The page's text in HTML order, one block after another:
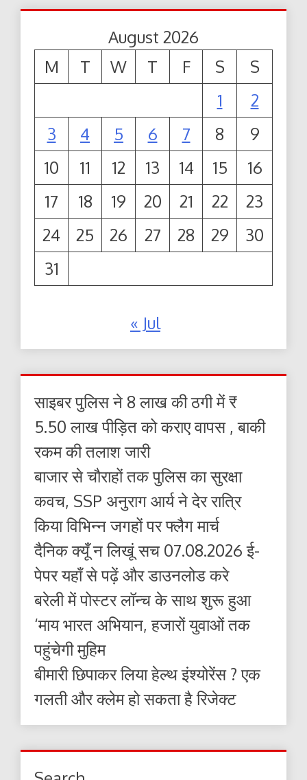
August 2026
M
T W T F S
S
1
2
3
4 5 6 7 8
9
10
11 12 13 14 15
16
17
18 19 20 21 22
23
24
25 26 27 28 29
30
31
« Jul
साइबर पुलिस ने 8 लाख की ठगी में ₹
5.50 लाख पीड़ित को कराए वापस , बाकी
रकम की तलाश जारी
बाजार से चौराहों तक पुलिस का सुरक्षा
कवच, SSP अनुराग आर्य ने देर रात्रि
किया विभिन्न जगहों पर फ्लैग मार्च
दैनिक क्यूँ न लिखूं सच 07.08.2026 ई-
पेपर यहाँ से पढ़ें और डाउनलोड करे
बरेली में पोस्टर लॉन्च के साथ शुरू हुआ
‘माय भारत अभियान, हजारों युवाओं तक
पहुंचेगी मुहिम
बीमारी छिपाकर लिया हेल्थ इंश्योरेंस ? एक
गलती और क्लेम हो सकता है रिजेक्ट